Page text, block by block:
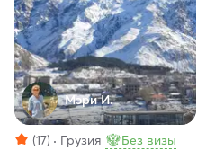
Мэри И.
(17) Грузия Без визы